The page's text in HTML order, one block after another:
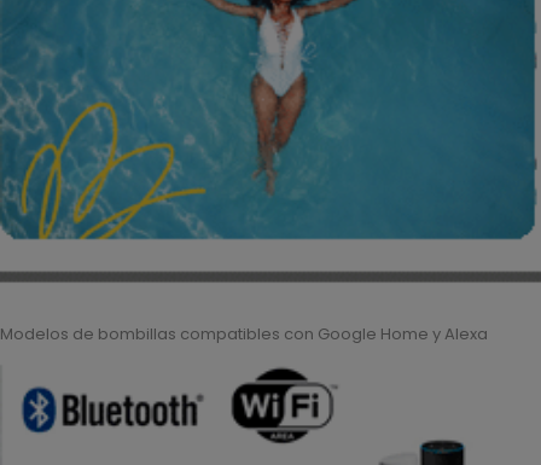
Modelos de bombillas compatibles con Google Home y Alexa